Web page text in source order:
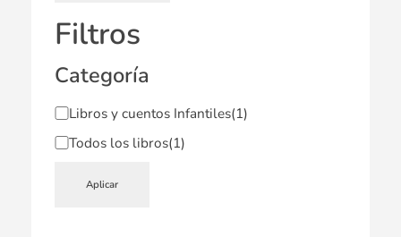
Filtros
Categoría
Libros y cuentos Infantiles(1)
Todos los libros(1)
Aplicar